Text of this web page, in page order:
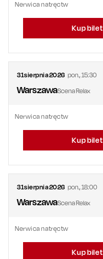
Nerwica natręctw
Kup bilet
31sierpnia2026 pon.,15:30
WarszawaScena Relax
Nerwica natręctw
Kup bilet
31sierpnia2026 pon.,18:00
WarszawaScena Relax
Nerwica natręctw
Kup bilet